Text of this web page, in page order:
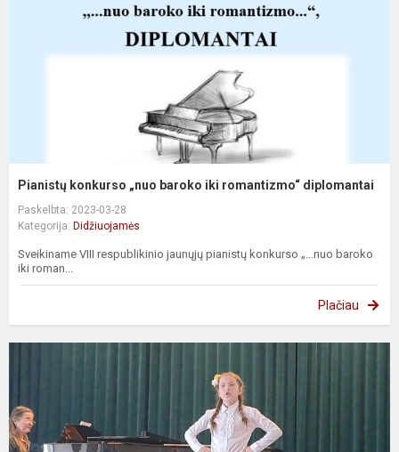
Pianistų konkurso „nuo baroko iki romantizmo“ diplomantai
Paskelbta: 2023-03-28
Kategorija: Didžiuojamės
Sveikiname VIII respublikinio jaunųjų pianistų konkurso „...nuo baroko
iki roman...
Plačiau